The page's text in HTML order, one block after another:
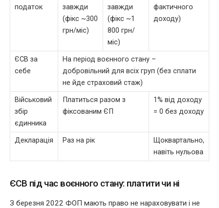
податок
завжди
(фікс ~300
грн/міс)
завжди
(фікс ~1
800 грн/
міс)
фактичного
доходу)
ЄСВ за
себе
На період воєнного стану –
добровільний для всіх груп (без сплати
не йде страховий стаж)
Військовий
збір
єдинника
Платиться разом з
фіксованим ЄП
1% від доходу
= 0 без доходу
Декларація Раз на рік
Щоквартально,
навіть нульова
ЄСВ під час воєнного стану: платити чи ні
З березня 2022 ФОП мають право не нараховувати і не